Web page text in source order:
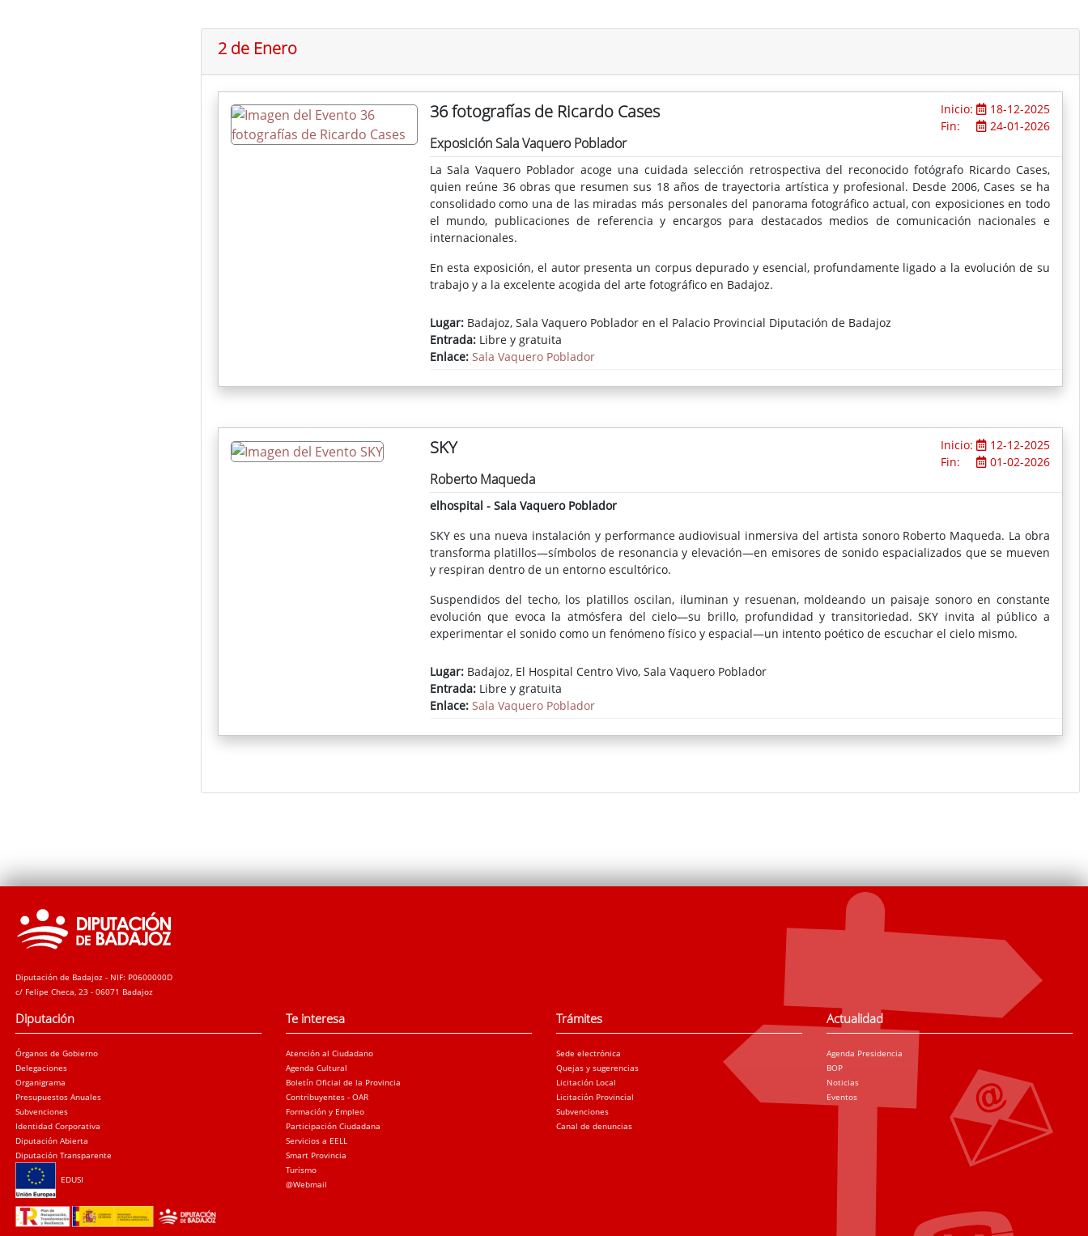
2 de Enero
36 fotografías de Ricardo Cases Inicio:
18-12-2025
Fin:
24-01-2026
Exposición Sala Vaquero Poblador
La Sala Vaquero Poblador acoge una cuidada selección retrospectiva del reconocido fotógrafo Ricardo Cases,
quien reúne 36 obras que resumen sus 18 años de trayectoria artística y profesional. Desde 2006, Cases se ha
consolidado como una de las miradas más personales del panorama fotográfico actual, con exposiciones en todo
el mundo, publicaciones de referencia y encargos para destacados medios de comunicación nacionales e
internacionales.
En esta exposición, el autor presenta un corpus depurado y esencial, profundamente ligado a la evolución de su
trabajo y a la excelente acogida del arte fotográfico en Badajoz.
Lugar:Badajoz, Sala Vaquero Poblador en el Palacio Provincial Diputación de Badajoz
Entrada:Libre y gratuita
Enlace: Sala Vaquero Poblador
SKY Inicio:
12-12-2025
Fin:
01-02-2026
Roberto Maqueda
elhospital - Sala Vaquero Poblador
SKY es una nueva instalación y performance audiovisual inmersiva del artista sonoro Roberto Maqueda. La obra
transforma platillos—símbolos de resonancia y elevación—en emisores de sonido espacializados que se mueven
y respiran dentro de un entorno escultórico.
Suspendidos del techo, los platillos oscilan, iluminan y resuenan, moldeando un paisaje sonoro en constante
evolución que evoca la atmósfera del cielo—su brillo, profundidad y transitoriedad. SKY invita al público a
experimentar el sonido como un fenómeno físico y espacial—un intento poético de escuchar el cielo mismo.
Lugar:Badajoz, El Hospital Centro Vivo, Sala Vaquero Poblador
Entrada:Libre y gratuita
Enlace: Sala Vaquero Poblador
Diputación de Badajoz - NIF: P0600000D
c/ Felipe Checa, 23 - 06071 Badajoz
Diputación
Órganos de Gobierno
Delegaciones
Organigrama
Presupuestos Anuales
Subvenciones
Identidad Corporativa
Diputación Abierta
Diputación Transparente
EDUSI
Te interesa
Atención al Ciudadano
Agenda Cultural
Boletín Oficial de la Provincia
Contribuyentes - OAR
Formación y Empleo
Participación Ciudadana
Servicios a EELL
Smart Provincia
Turismo
@Webmail
Trámites
Sede electrónica
Quejas y sugerencias
Licitación Local
Licitación Provincial
Subvenciones
Canal de denuncias
Actualidad
Agenda Presidencia
BOP
Noticias
Eventos